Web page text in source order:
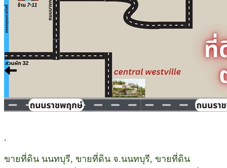
.
ขายที่ดิน นนทบุรี, ขายที่ดิน จ.นนทบุรี, ขายที่ดิน